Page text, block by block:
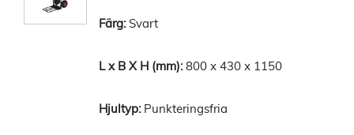
Svart
800 x 430 x 1150
Punkteringsfria